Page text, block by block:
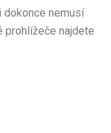
dokonce nemusí
prohlížeče najdete